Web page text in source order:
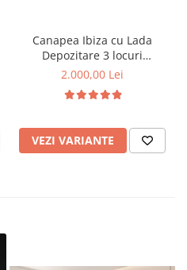
Canapea Ibiza cu Lada
Depozitare 3 locuri
Tapiterie Maro Deschis
2.000,00 Lei
VEZI VARIANTE